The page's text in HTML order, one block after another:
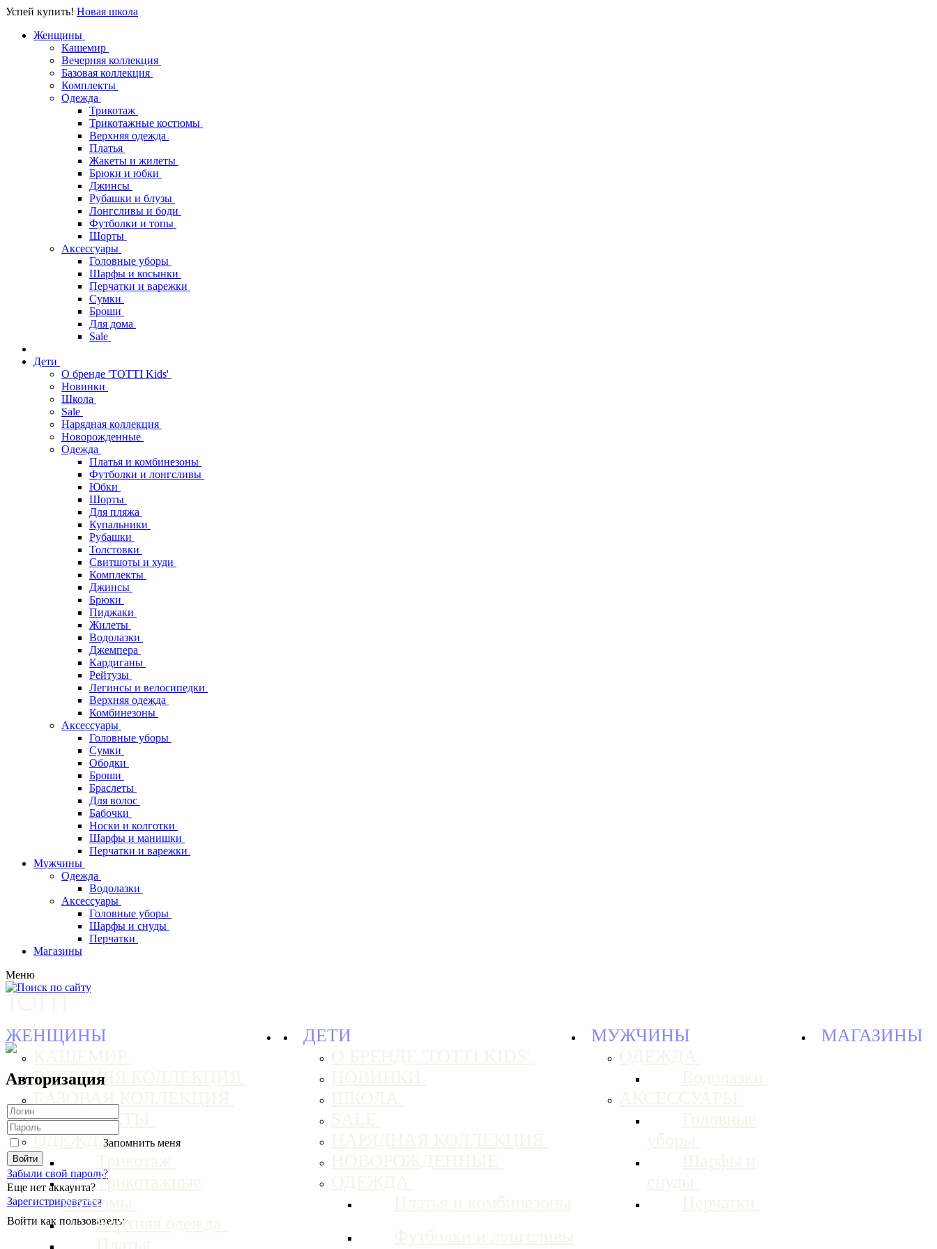
Успей купить! Новая школа
Женщины
Кашемир
Вечерняя коллекция
Базовая коллекция
Комплекты
Одежда
Трикотаж
Трикотажные костюмы
Верхняя одежда
Платья
Жакеты и жилеты
Брюки и юбки
Джинсы
Рубашки и блузы
Лонгсливы и боди
Футболки и топы
Шорты
Аксессуары
Головные уборы
Шарфы и косынки
Перчатки и варежки
Сумки
Броши
Для дома
Sale
Дети
О бренде 'TOTTI Kids'
Новинки
Школа
Sale
Нарядная коллекция
Новорожденные
Одежда
Платья и комбинезоны
Футболки и лонгсливы
Юбки
Шорты
Для пляжа
Купальники
Рубашки
Толстовки
Свитшоты и худи
Комплекты
Джинсы
Брюки
Пиджаки
Жилеты
Водолазки
Джемпера
Кардиганы
Рейтузы
Легинсы и велосипедки
Верхняя одежда
Комбинезоны
Аксессуары
Головные уборы
Сумки
Ободки
Броши
Браслеты
Для волос
Бабочки
Носки и колготки
Шарфы и манишки
Перчатки и варежки
Мужчины
Одежда
Водолазки
Аксессуары
Головные уборы
Шарфы и снуды
Перчатки
Магазины
Меню
ЖЕНЩИНЫ
ВЕЧЕРНЯЯ КОЛЛЕКЦИЯ
КОМПЛЕКТЫ
ОДЕЖДА
Трикотажные
костюмы
Верхняя одежда
ДЕТИ
МУЖЧИНЫ
МАГАЗИНЫ
Авторизация
Запомнить меня
Забыли свой пароль?
Еще нет аккаунта?
Зарегистрироваться
Войти как пользователь: